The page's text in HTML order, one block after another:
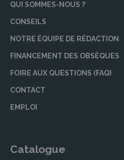
QUI SOMMES-NOUS ?
CONSEILS
NOTRE ÉQUIPE DE RÉDACTION
FINANCEMENT DES OBSÈQUES
FOIRE AUX QUESTIONS (FAQ)
CONTACT
EMPLOI
Catalogue